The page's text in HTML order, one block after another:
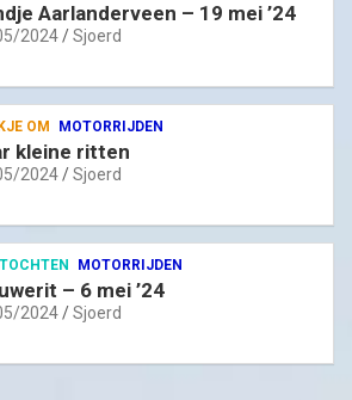
Aarlanderveen – 19 mei ’24
2024 Sjoerd
OM MOTORRIJDEN
kleine ritten
2024 Sjoerd
MOTORRIJDEN
– 6 mei ’24
2024 Sjoerd